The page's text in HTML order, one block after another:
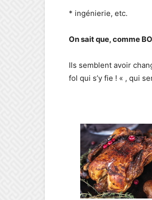
* ingénierie, etc.
On sait que, comme
Ils semblent avoir
fol qui s’y fie ! « , qui